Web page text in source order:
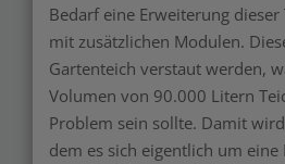
Bedarf eine Erweiterung
mit zusätzlichen Modulen.
Gartenteich verstaut werden,
Volumen von 90.000 Litern
Problem sein sollte. Damit
dem es sich eigentlich um eine